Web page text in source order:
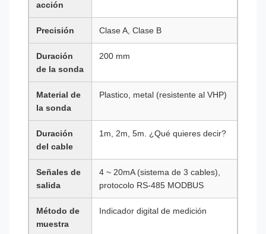
acción
Precisión Clase A, Clase B
Duración
de la sonda
200 mm
Material de
la sonda
Plastico, metal (resistente al VHP)
Duración
del cable
1m, 2m, 5m. ¿Qué quieres decir?
Señales de
salida
4 ~ 20mA (sistema de 3 cables),
protocolo RS-485 MODBUS
Método de
muestra
Indicador digital de medición